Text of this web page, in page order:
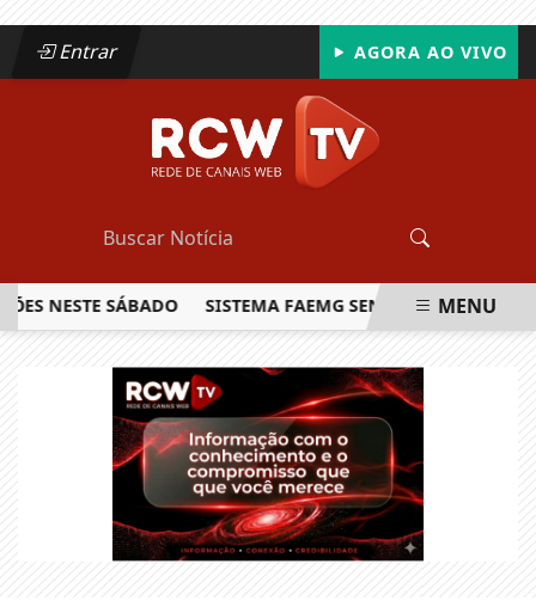
Entrar AGORA AO VIVO
SÁBADO SISTEMA FAEMG SENAR LANÇA OMENU